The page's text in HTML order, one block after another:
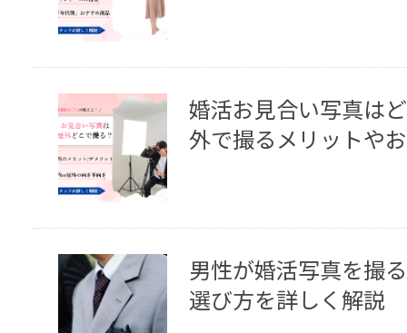
婚活お見合い写真は
外で撮るメリットや
男性が婚活写真を撮
選び方を詳しく解説